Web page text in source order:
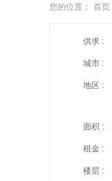
您的位置： 首页
供求 :
城市 :
地区 :
面积 :
租金 :
楼层 :